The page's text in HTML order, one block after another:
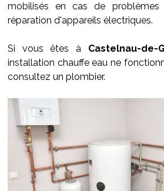
mobilisés en cas de
réparation d'appareils électriques.
Si vous êtes à Castelnau-de-
installation chauffe eau ne
consultez un plombier.